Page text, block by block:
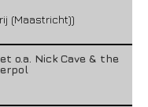
(Maastricht))
o.a. Nick Cave & the